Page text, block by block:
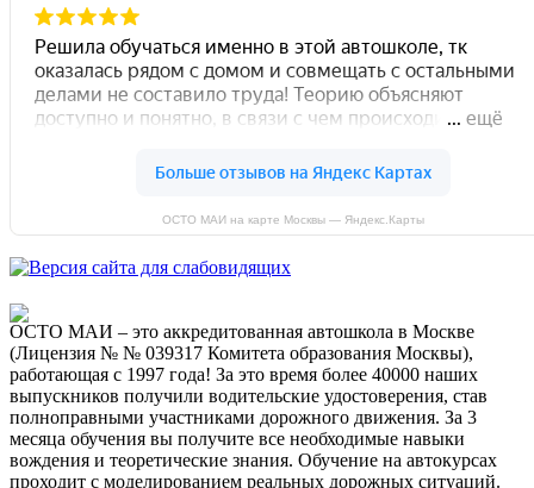
ОСТО МАИ на карте Москвы — Яндекс.Карты
ОСТО МАИ – это аккредитованная автошкола в Москве
(Лицензия № № 039317 Комитета образования Москвы),
работающая с 1997 года! За это время более 40000 наших
выпускников получили водительские удостоверения, став
полноправными участниками дорожного движения. За 3
месяца обучения вы получите все необходимые навыки
вождения и теоретические знания. Обучение на автокурсах
проходит с моделированием реальных дорожных ситуаций.